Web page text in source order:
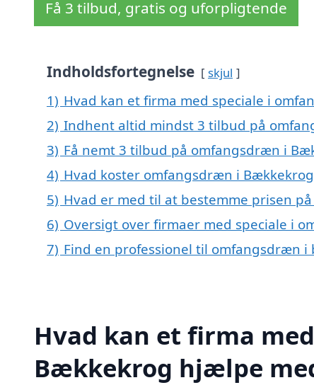
Få 3 tilbud, gratis og uforpligtende
Indholdsfortegnelse skjul
1) Hvad kan et firma med speciale i
2) Indhent altid mindst 3 tilbud på
3) Få nemt 3 tilbud på omfangsdræn i
4) Hvad koster omfangsdræn i
5) Hvad er med til at bestemme prisen
6) Oversigt over firmaer med speciale i
7) Find en professionel til omfangsdræn
Hvad kan et firma
Bækkekrog hjælpe